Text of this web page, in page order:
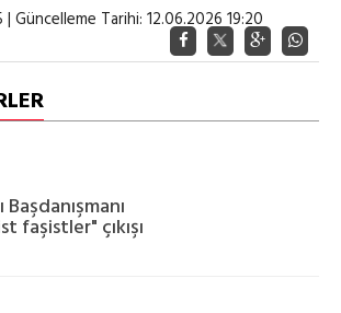
| Güncelleme Tarihi: 12.06.2026 19:20
faşistler" çıkışı